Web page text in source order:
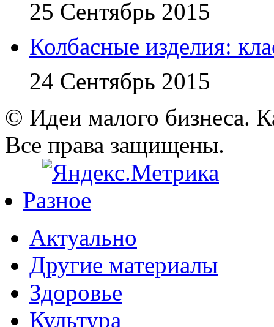
25 Сентябрь 2015
Колбасные изделия:
24 Сентябрь 2015
© Идеи малого бизнеса.
Все права защищены.
Разное
Актуально
Другие материалы
Здоровье
Культура